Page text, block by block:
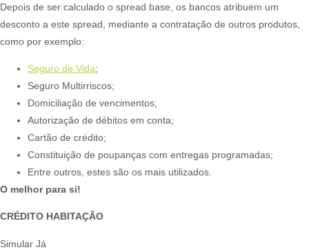
Depois de ser calculado o spread base, os bancos atribuem um
desconto a este spread, mediante a contratação de outros produtos,
como por exemplo:
Seguro de Vida;
Seguro Multirriscos;
Domiciliação de vencimentos;
Autorização de débitos em conta;
Cartão de crédito;
Constituição de poupanças com entregas programadas;
Entre outros, estes são os mais utilizados.
O melhor para si!
CRÉDITO HABITAÇÃO
Simular Já